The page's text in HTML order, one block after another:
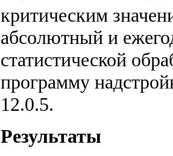
критическим
абсолютный и
статистической
программу
12.0.5.
Результаты